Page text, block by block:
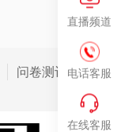
直播频道
电话客服
在线客服
问卷测评